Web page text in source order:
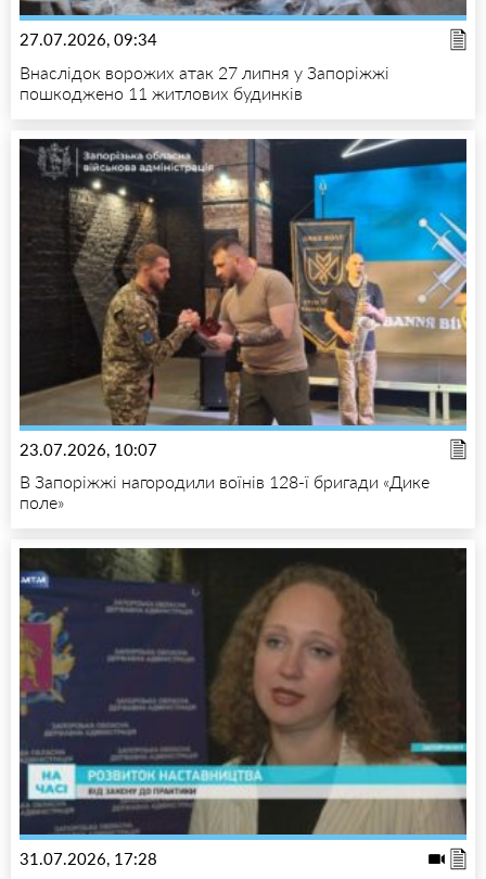
27.07.2026, 09:34
Внаслідок ворожих атак 27 липня у Запоріжжі
пошкоджено 11 житлових будинків
23.07.2026, 10:07
В Запоріжжі нагородили воїнів 128-ї бригади «Дике
поле»
31.07.2026, 17:28